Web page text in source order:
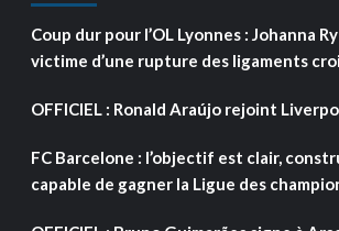
Coup dur pour l’OL Lyonnes : Johanna
victime d’une rupture des ligaments
OFFICIEL : Ronald Araújo rejoint
FC Barcelone : l’objectif est clair,
capable de gagner la Ligue des